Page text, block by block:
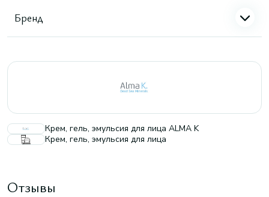
Бренд
Крем, гель, эмульсия для лица ALMA K
Крем, гель, эмульсия для лица
Отзывы